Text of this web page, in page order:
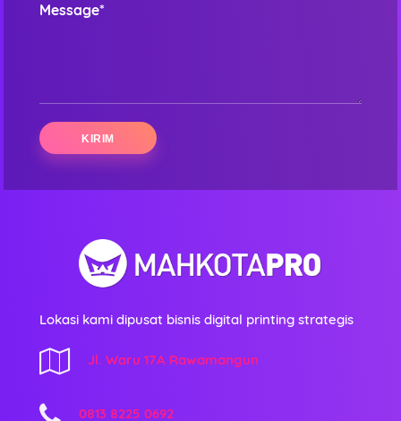
Message*
Lokasi kami dipusat bisnis digital printing strategis
Jl. Waru 17A Rawamangun
0813 8225 0692